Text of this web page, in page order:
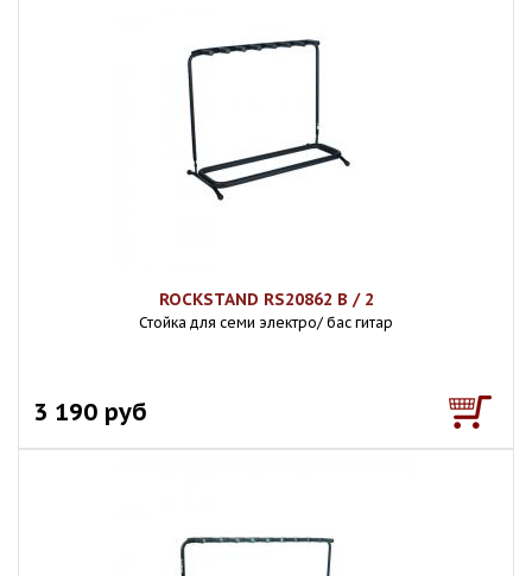
ROCKSTAND RS20862 B / 2
Стойка для семи электро/ бас гитар
3 190 руб